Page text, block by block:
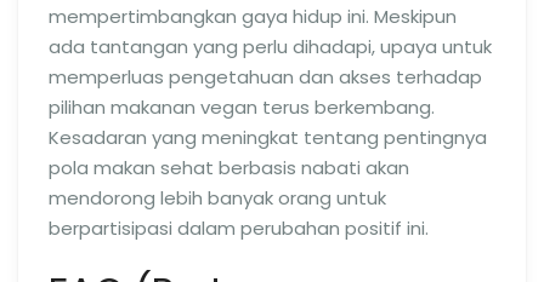
mempertimbangkan gaya hidup ini. Meskipun
ada tantangan yang perlu dihadapi, upaya untuk
memperluas pengetahuan dan akses terhadap
pilihan makanan vegan terus berkembang.
Kesadaran yang meningkat tentang pentingnya
pola makan sehat berbasis nabati akan
mendorong lebih banyak orang untuk
berpartisipasi dalam perubahan positif ini.